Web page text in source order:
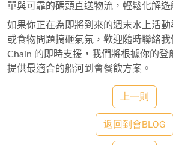
單與可靠的碼頭直送物流，輕鬆化解遊
如果你正在為即將到來的週末水上活
或食物問題搞砸氣氛，歡迎隨時聯絡我
Chain 的即時支援，我們將根據你的登
提供最適合的船河到會餐飲方案。
上一則
返回到會BLOG